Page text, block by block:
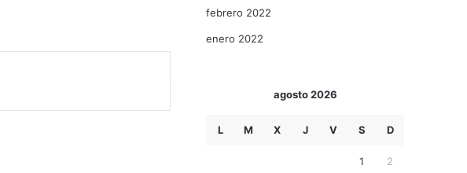
febrero 2022
enero 2022
agosto 2026
L M X J V S D
1 2